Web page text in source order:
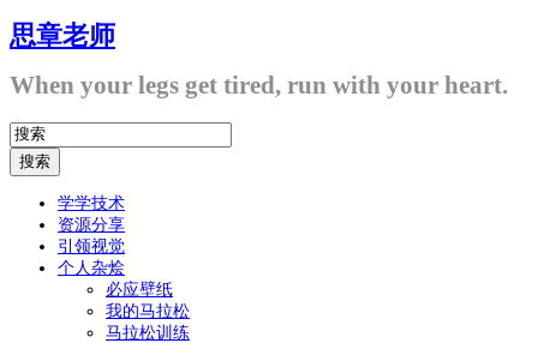
思章老师
When your legs get tired, run with your heart.
学学技术
资源分享
引领视觉
个人杂烩
必应壁纸
我的马拉松
马拉松训练